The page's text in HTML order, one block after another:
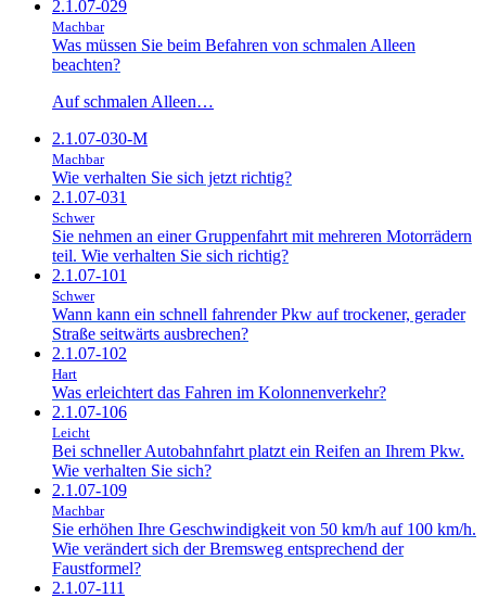
2.1.07-029
Machbar
Was müssen Sie beim Befahren von schmalen Alleen
beachten?
Auf schmalen Alleen…
2.1.07-030-M
Machbar
Wie verhalten Sie sich jetzt richtig?
2.1.07-031
Schwer
Sie nehmen an einer Gruppenfahrt mit mehreren Motorrädern
teil. Wie verhalten Sie sich richtig?
2.1.07-101
Schwer
Wann kann ein schnell fahrender Pkw auf trockener, gerader
Straße seitwärts ausbrechen?
2.1.07-102
Hart
Was erleichtert das Fahren im Kolonnenverkehr?
2.1.07-106
Leicht
Bei schneller Autobahnfahrt platzt ein Reifen an Ihrem Pkw.
Wie verhalten Sie sich?
2.1.07-109
Machbar
Sie erhöhen Ihre Geschwindigkeit von 50 km/h auf 100 km/h.
Wie verändert sich der Bremsweg entsprechend der
Faustformel?
2.1.07-111